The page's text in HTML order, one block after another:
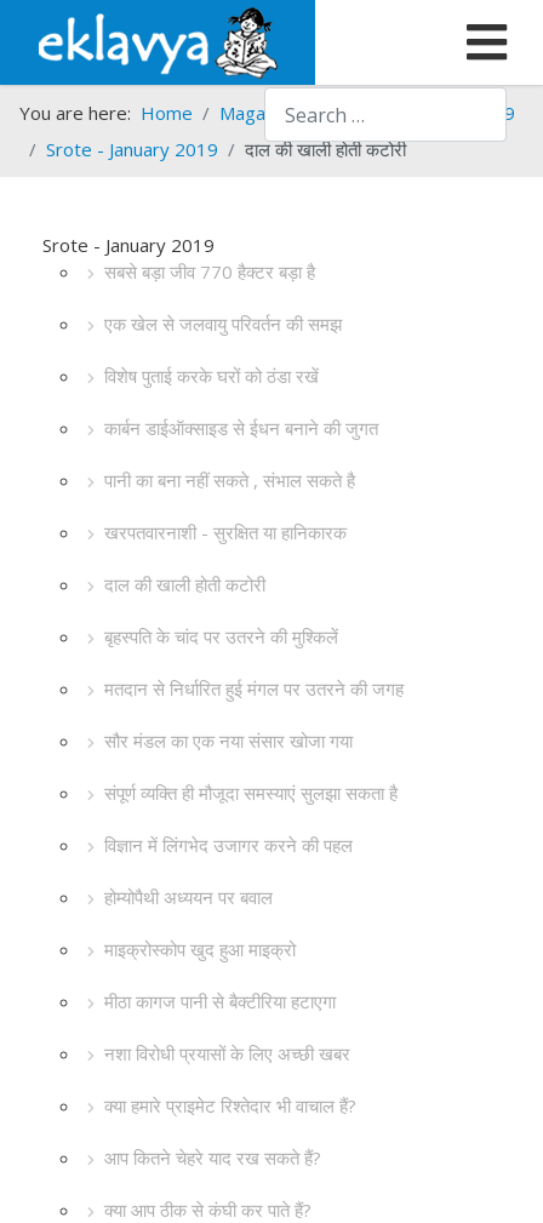
Search
You are here: Home Magazines Srote
Srote - 2019
Srote - January 2019
दाल की खाली होती कटोरी
Srote - January 2019
सबसे बड़ा जीव 770 हैक्टर बड़ा है
एक खेल से जलवायु परिवर्तन की समझ
विशेष पुताई करके घरों को ठंडा रखें
कार्बन डाईऑक्साइड से ईधन बनाने की जुगत
पानी का बना नहीं सकते , संभाल सकते है
खरपतवारनाशी - सुरक्षित या हानिकारक
दाल की खाली होती कटोरी
बृहस्पति के चांद पर उतरने की मुश्किलें
मतदान से निर्धारित हुई मंगल पर उतरने की जगह
सौर मंडल का एक नया संसार खोजा गया
संपूर्ण व्यक्ति ही मौजूदा समस्याएं सुलझा सकता है
विज्ञान में लिंगभेद उजागर करने की पहल
होम्योपैथी अध्ययन पर बवाल
माइक्रोस्कोप खुद हुआ माइक्रो
मीठा कागज पानी से बैक्टीरिया हटाएगा
नशा विरोधी प्रयासों के लिए अच्छी खबर
क्या हमारे प्राइमेट रिश्तेदार भी वाचाल हैं?
आप कितने चेहरे याद रख सकते हैं?
क्या आप ठीक से कंघी कर पाते हैं?